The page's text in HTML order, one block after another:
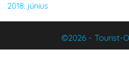
2018. június
©2026 - Tourist-